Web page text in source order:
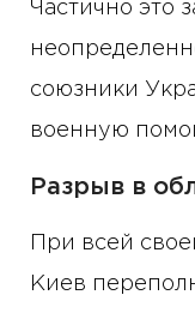
Частично это
союзники
военную
Разрыв в
При всей
Киев